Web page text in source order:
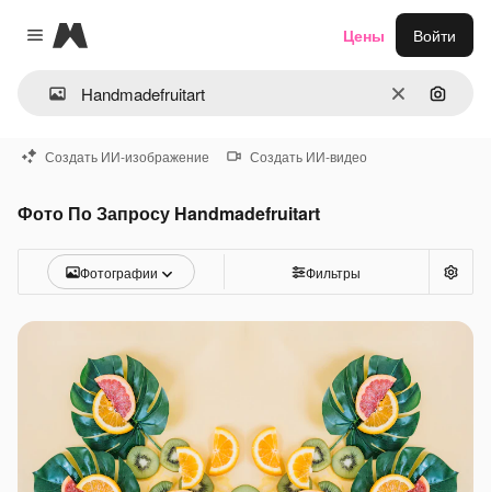
Close menu
Magnific
ОчиститьПоиск
Цены Войти
Создать ИИ-изображение Создать ИИ-видео
Фото По Запросу Handmadefruitart
Фотографии Фильтры